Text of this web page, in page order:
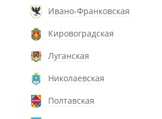
Ивано-Франковская
Кировоградская
Луганская
Николаевская
Полтавская